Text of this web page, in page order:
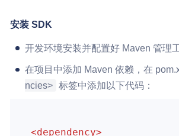
安装 SDK
开发环境安装并配置好 Maven 管理
在项目中添加 Maven 依赖，在
ncies> 标签中添加以下代码：
<dependency>